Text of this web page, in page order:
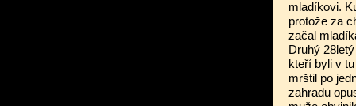
mladíkovi.
protože za
začal
Druhý
kteří byli v
mrštil po
zahradu